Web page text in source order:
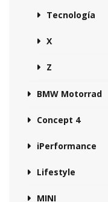
Tecnología
X
Z
BMW Motorrad
Concept 4
iPerformance
Lifestyle
MINI